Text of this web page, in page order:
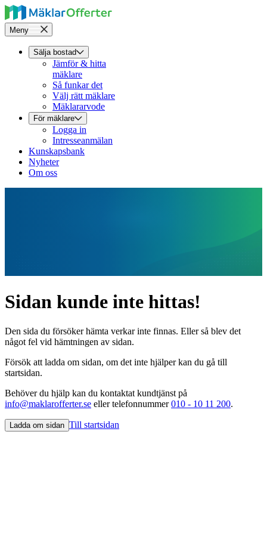
Meny
Sälja bostad
Jämför & hitta
mäklare
Så funkar det
Välj rätt mäklare
Mäklararvode
För mäklare
Logga in
Intresseanmälan
Kunskapsbank
Nyheter
Om oss
Sidan kunde inte hittas!
Den sida du försöker hämta verkar inte finnas. Eller så blev det
något fel vid hämtningen av sidan.
Försök att ladda om sidan, om det inte hjälper kan du gå till
startsidan.
Behöver du hjälp kan du kontaktat kundtjänst på
info@maklarofferter.se eller telefonnummer010 - 10 11 200.
Ladda om sidan Till startsidan